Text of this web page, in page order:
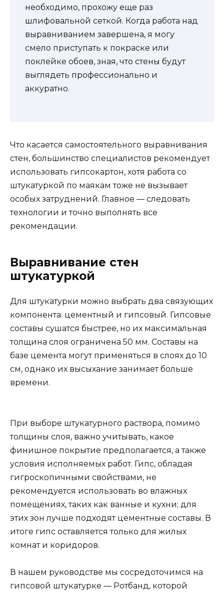
необходимо, прохожу еще раз
шлифовальной сеткой. Когда работа над
выравниванием завершена, я могу
смело приступать к покраске или
поклейке обоев, зная, что стены будут
выглядеть профессионально и
аккуратно.
Что касается самостоятельного выравнивания
стен, большинство специалистов рекомендует
использовать гипсокартон, хотя работа со
штукатуркой по маякам тоже не вызывает
особых затруднений. Главное — следовать
технологии и точно выполнять все
рекомендации.
Выравнивание стен
штукатуркой
Для штукатурки можно выбрать два связующих
компонента: цементный и гипсовый. Гипсовые
составы сушатся быстрее, но их максимальная
толщина слоя ограничена 50 мм. Составы на
базе цемента могут применяться в слоях до 10
см, однако их высыхание занимает больше
времени.
При выборе штукатурного раствора, помимо
толщины слоя, важно учитывать, какое
финишное покрытие предполагается, а также
условия исполняемых работ. Гипс, обладая
гигроскопичными свойствами, не
рекомендуется использовать во влажных
помещениях, таких как ванные и кухни; для
этих зон лучше подходят цементные составы. В
итоге гипс оставляется только для жилых
комнат и коридоров.
В нашем руководстве мы сосредоточимся на
гипсовой штукатурке — Ротбанд, которой